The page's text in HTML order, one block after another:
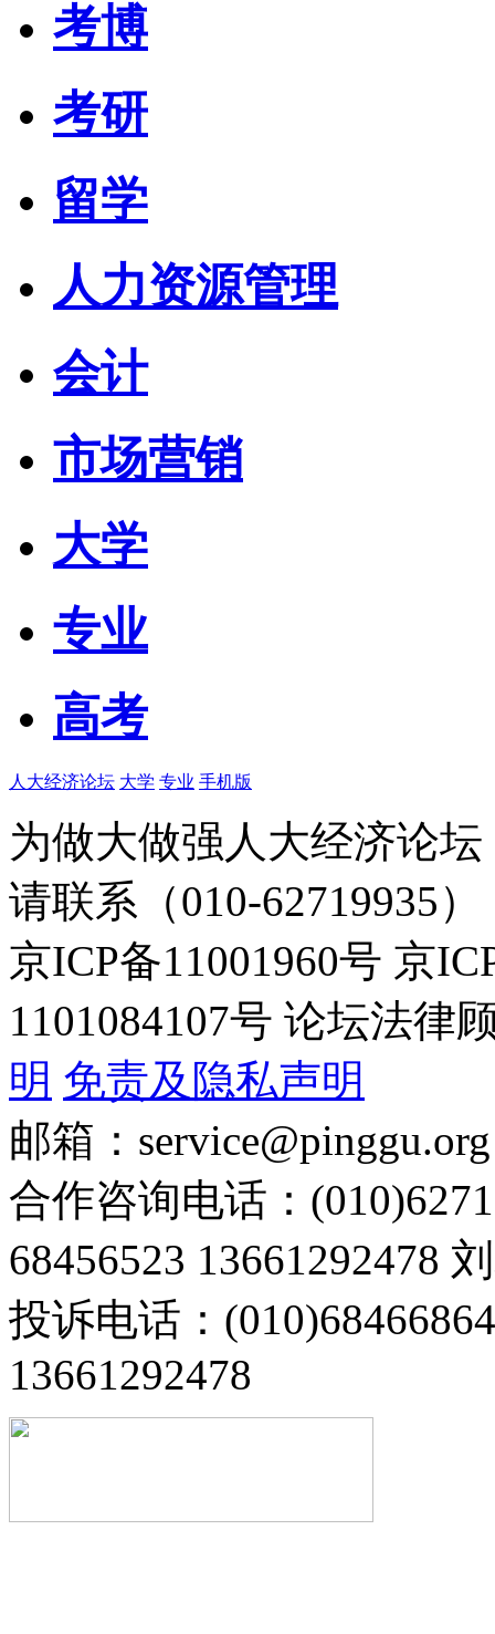
考博
考研
留学
人力资源管理
会计
市场营销
大学
专业
高考
人大经济论坛 大学 专业 手机版
为做大做强人大经济论
请联系（010-62719935）
京ICP备11001960号 京
1101084107号 论坛法律
明 免责及隐私声明
邮箱：service@pinggu.org
合作咨询电话：
68456523 13661292478
投诉电话：
13661292478